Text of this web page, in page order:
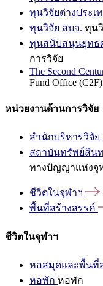
ทุนวิจัยต่างประเ
ทุนวิจัย สบจ. ทุน
ทุนสนับสนุนยุทธ
การวิจัย
The Second
Fund Office (C2F)
หน่วยงานด้านการวิจัย
สำนักบริหารวิจัย
สถาบันทรัพย์สิน
ทางปัญญาแห่งจุ
ชีวิตในจุฬาฯ
พื้นที่สร้างสรรค์
ชีวิตในจุฬาฯ
หอสมุดและพื้นที่
หอพัก หอพัก